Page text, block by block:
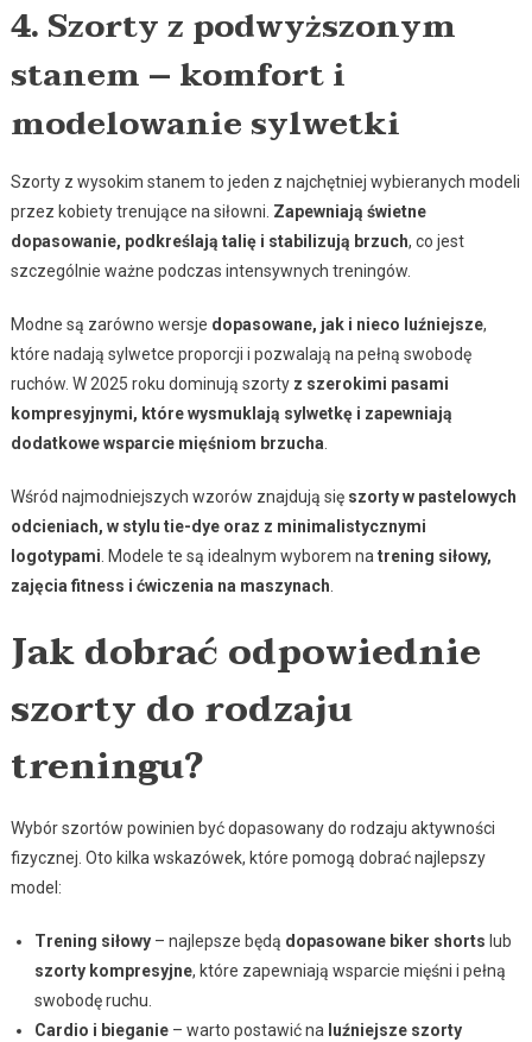
4. Szorty z podwyższonym
stanem – komfort i
modelowanie sylwetki
Szorty z wysokim stanem to jeden z najchętniej wybieranych modeli
przez kobiety trenujące na siłowni. Zapewniają świetne
dopasowanie, podkreślają talię i stabilizują brzuch, co jest
szczególnie ważne podczas intensywnych treningów.
Modne są zarówno wersje dopasowane, jak i nieco luźniejsze,
które nadają sylwetce proporcji i pozwalają na pełną swobodę
ruchów. W 2025 roku dominują szorty z szerokimi pasami
kompresyjnymi, które wysmuklają sylwetkę i zapewniają
dodatkowe wsparcie mięśniom brzucha.
Wśród najmodniejszych wzorów znajdują się szorty w pastelowych
odcieniach, w stylu tie-dye oraz z minimalistycznymi
logotypami. Modele te są idealnym wyborem natrening siłowy,
zajęcia fitness i ćwiczenia na maszynach.
Jak dobrać odpowiednie
szorty do rodzaju
treningu?
Wybór szortów powinien być dopasowany do rodzaju aktywności
fizycznej. Oto kilka wskazówek, które pomogą dobrać najlepszy
model:
Trening siłowy– najlepsze będą dopasowane biker shorts lub
szorty kompresyjne, które zapewniają wsparcie mięśni i pełną
swobodę ruchu.
Cardio i bieganie– warto postawić na luźniejsze szorty